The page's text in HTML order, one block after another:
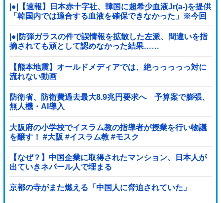
|●|【速報】日本赤十字社、韓国に超希少血液Jr(a-)を提供
「韓国内では適合する血液を確保できなかった」※今回
で4回目
|●|防弾ガラスの件で誤情報を拡散した左派、間違いを指
摘されても頑として認めなかった結果……
【熊本地震】オールドメディアでは、絶っっっっっ対に
流れない動画
防衛省、防衛費過去最大8.9兆円要求へ 予算案で膨張、
無人機・AI導入
大阪府の小学校でイスラム教の指導者が授業を行い物議
を醸す！ #大阪 #イスラム教 #モスク
【なぜ？】中国企業に取得されたマンション、日本人が
出ていきネパール人で埋まる
京都の寺がまた燃える「中国人に脅迫されていた」